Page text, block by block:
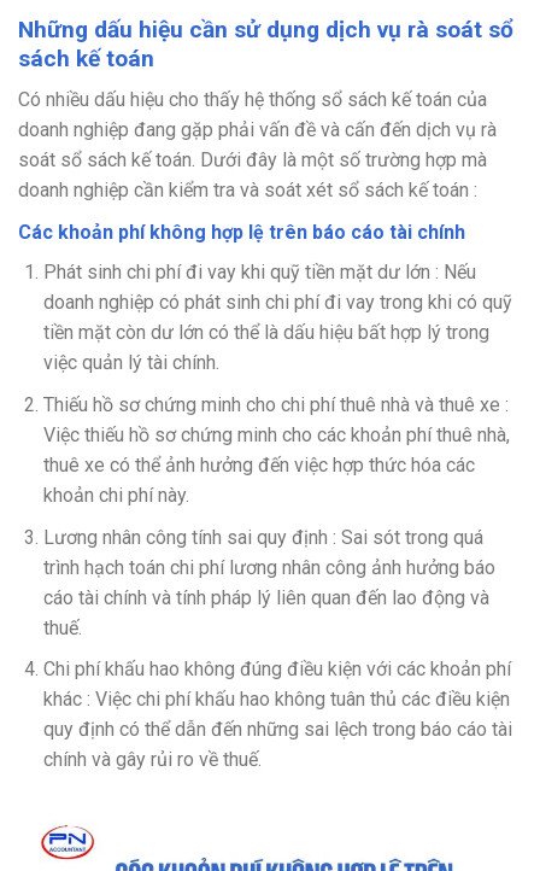
Những dấu hiệu cần sử dụng dịch vụ rà soát sổ
sách kế toán
Có nhiều dấu hiệu cho thấy hệ thống sổ sách kế toán của
doanh nghiệp đang gặp phải vấn đề và cấn đến dịch vụ rà
soát sổ sách kế toán. Dưới đây là một số trường hợp mà
doanh nghiệp cần kiểm tra và soát xét sổ sách kế toán :
Các khoản phí không hợp lệ trên báo cáo tài chính
Phát sinh chi phí đi vay khi quỹ tiền mặt dư lớn : Nếu
doanh nghiệp có phát sinh chi phí đi vay trong khi có quỹ
tiền mặt còn dư lớn có thể là dấu hiệu bất hợp lý trong
việc quản lý tài chính.
Thiếu hồ sơ chứng minh cho chi phí thuê nhà và thuê xe :
Việc thiếu hồ sơ chứng minh cho các khoản phí thuê nhà,
thuê xe có thể ảnh hưởng đến việc hợp thức hóa các
khoản chi phí này.
Lương nhân công tính sai quy định : Sai sót trong quá
trình hạch toán chi phí lương nhân công ảnh hưởng báo
cáo tài chính và tính pháp lý liên quan đến lao động và
thuế.
Chi phí khấu hao không đúng điều kiện với các khoản phí
khác : Việc chi phí khấu hao không tuân thủ các điều kiện
quy định có thể dẫn đến những sai lệch trong báo cáo tài
chính và gây rủi ro về thuế.